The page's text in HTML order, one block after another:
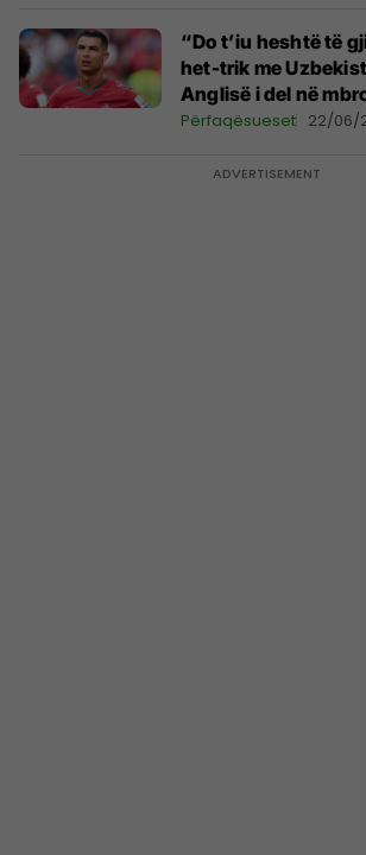
“Do t’iu heshtë të
het-trik me
Anglisë i del në
Ronaldos
Përfaqësueset 22/06/